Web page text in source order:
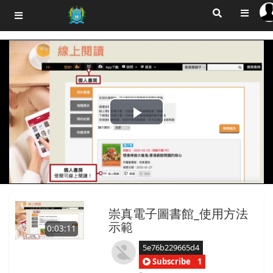
Play
Video
0:03:11
崇真電子圖書館_使用方法
示範
5e76b229665d4
Subscribe
1